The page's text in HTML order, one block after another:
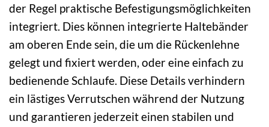
der Regel praktische Befestigungsmöglichkeiten
integriert. Dies können integrierte Haltebänder
am oberen Ende sein, die um die Rückenlehne
gelegt und fixiert werden, oder eine einfach zu
bedienende Schlaufe. Diese Details verhindern
ein lästiges Verrutschen während der Nutzung
und garantieren jederzeit einen stabilen und